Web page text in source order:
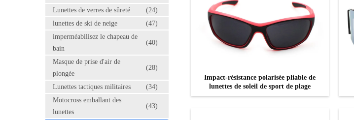
Lunettes de verres de sûreté
(24)
lunettes de ski de neige
(47)
imperméabilisez le chapeau de
bain
(40)
Masque de prise d'air de
plongée
(28)
Lunettes tactiques militaires
(34)
Motocross emballant des
lunettes
(43)
Impact-résistance polarisée pliable de
lunettes de soleil de sport de plage